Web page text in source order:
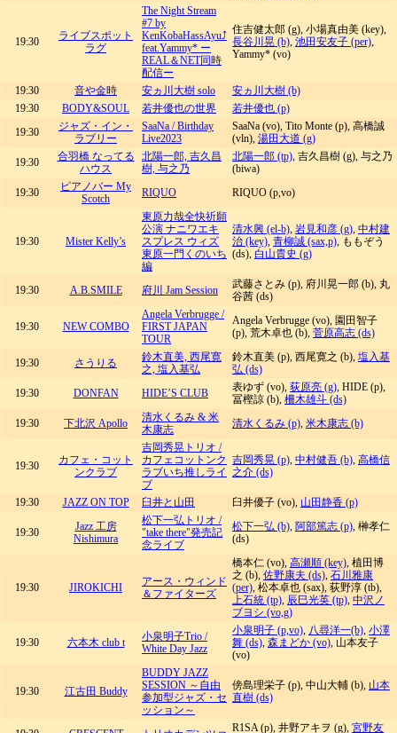
19:30
ライブスポット
ラグ
The Night Stream
#7 by
KenKobaHassAyu⤴︎
feat.Yammy* ー
REAL＆NET同時
配信ー
住吉健太郎 (g), 小場真由美 (key),
長谷川晃 (b), 池田安友子 (per),
Yammy* (vo)
19:30 音や金時 安ヵ川大樹 solo
安ヵ川大樹 (b)
19:30
BODY&SOUL 若井優也の世界
若井優也 (p)
19:30
ジャズ・イン・
ラブリー
SaaNa / Birthday
Live2023
SaaNa (vo), Tito Monte (p), 高橋誠
(vln), 湯田大道 (g)
19:30
合羽橋 なってる
ハウス
北陽一郎, 吉久昌
樹, 与之乃
北陽一郎 (tp), 吉久昌樹 (g), 与之乃
(biwa)
19:30
ピアノバー My
Scotch
RIQUO RIQUO (p,vo)
19:30 Mister Kelly’s
東原力哉全快祈願
公演 ナニワエキ
スプレス ウィズ
東原一門くのいち
編
清水興 (el-b), 岩見和彦 (g), 中村建
治 (key), 青柳誠 (sax,p), ももぞう
(ds), 白山貴史 (g)
19:30 A.B.SMILE 府川 Jam Session
武藤さとみ (p), 府川晃一郎 (b), 丸
谷茜 (ds)
19:30 NEW COMBO
Angela Verbrugge /
FIRST JAPAN
TOUR
Angela Verbrugge (vo), 園田智子
(p), 荒木卓也 (b), 菅原高志 (ds)
19:30 さうりる
鈴木直美, 西尾寛
之, 塩入基弘
鈴木直美 (p), 西尾寛之 (b), 塩入基
弘 (ds)
19:30
DONFAN HIDE’S CLUB 表ゆず (vo), 荻原亮 (g), HIDE (p),
冨樫諒 (b), 柵木雄斗 (ds)
19:30
下北沢 Apollo
清水くるみ & 米
木康志
清水くるみ (p), 米木康志 (b)
19:30
カフェ・コット
ンクラブ
吉岡秀晃トリオ /
カフェコットンク
ラブいち推しライ
ブ
吉岡秀晃 (p), 中村健吾 (b), 高橋信
之介 (ds)
19:30 JAZZ ON TOP 臼井と山田 臼井優子 (vo), 山田静香 (p)
19:30
Jazz 工房
Nishimura
松下一弘トリオ /
"take there"発売記
念ライブ
松下一弘 (b), 阿部篤志 (p), 榊孝仁
(ds)
19:30 JIROKICHI
アース・ウィンド
＆ファイターズ
橋本仁 (vo), 高瀬順 (key), 植田博
之 (b), 佐野康夫 (ds), 石川雅康
(per), 松本卓也 (sax), 荻野淳 (tb),
上石統 (tp), 辰巳光英 (tp), 中沢ノ
ブヨシ (vo,g)
19:30 六本木 club t
小泉明子Trio /
White Day Jazz
小泉明子 (p,vo), 八尋洋一(b), 小澤
舞 (ds), 森まどか (vo), 山本友子
(vo)
19:30 江古田 Buddy
BUDDY JAZZ
SESSION ～自由
参加型ジャズ・セ
ッション～
傍島理栄子 (p), 中山大輔 (b), 山本
直樹 (ds)
R1SA (p), 井野アキヲ (g), 宮野友